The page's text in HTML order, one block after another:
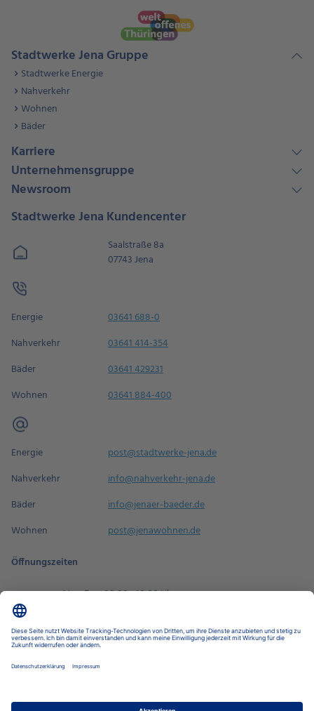
Stadtwerke Jena Gruppe
Stadtwerke Energie
Nahverkehr
Wohnen
Bäder
Karriere
Unternehmensgruppe
Newsroom
Stadtwerke Jena Kundencenter
Saalstraße 8a
07743 Jena
Energie
03641 688-0
Nahverkehr
03641 414-354
Bäder
03641 429231
Wohnen
03641 884-400
Energie
post@stadtwerke-jena.de
Nahverkehr
info@nahverkehr-jena.de
Bäder
info@jenaer-baeder.de
Wohnen
post@jenawohnen.de
Öffnungszeiten
Mo - Fr
08:00 - 18:00 Uhr